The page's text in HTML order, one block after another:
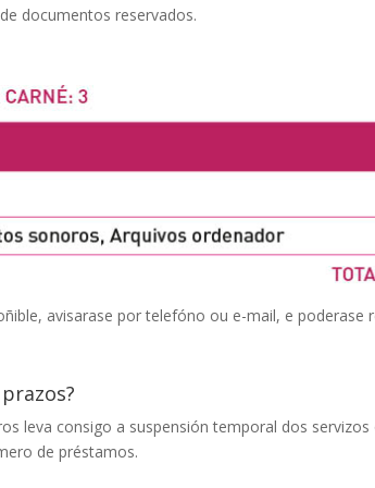
documentos reservados.
avisarase por telefóno ou e-mail, e poderase
leva consigo a suspensión temporal dos
de préstamos.